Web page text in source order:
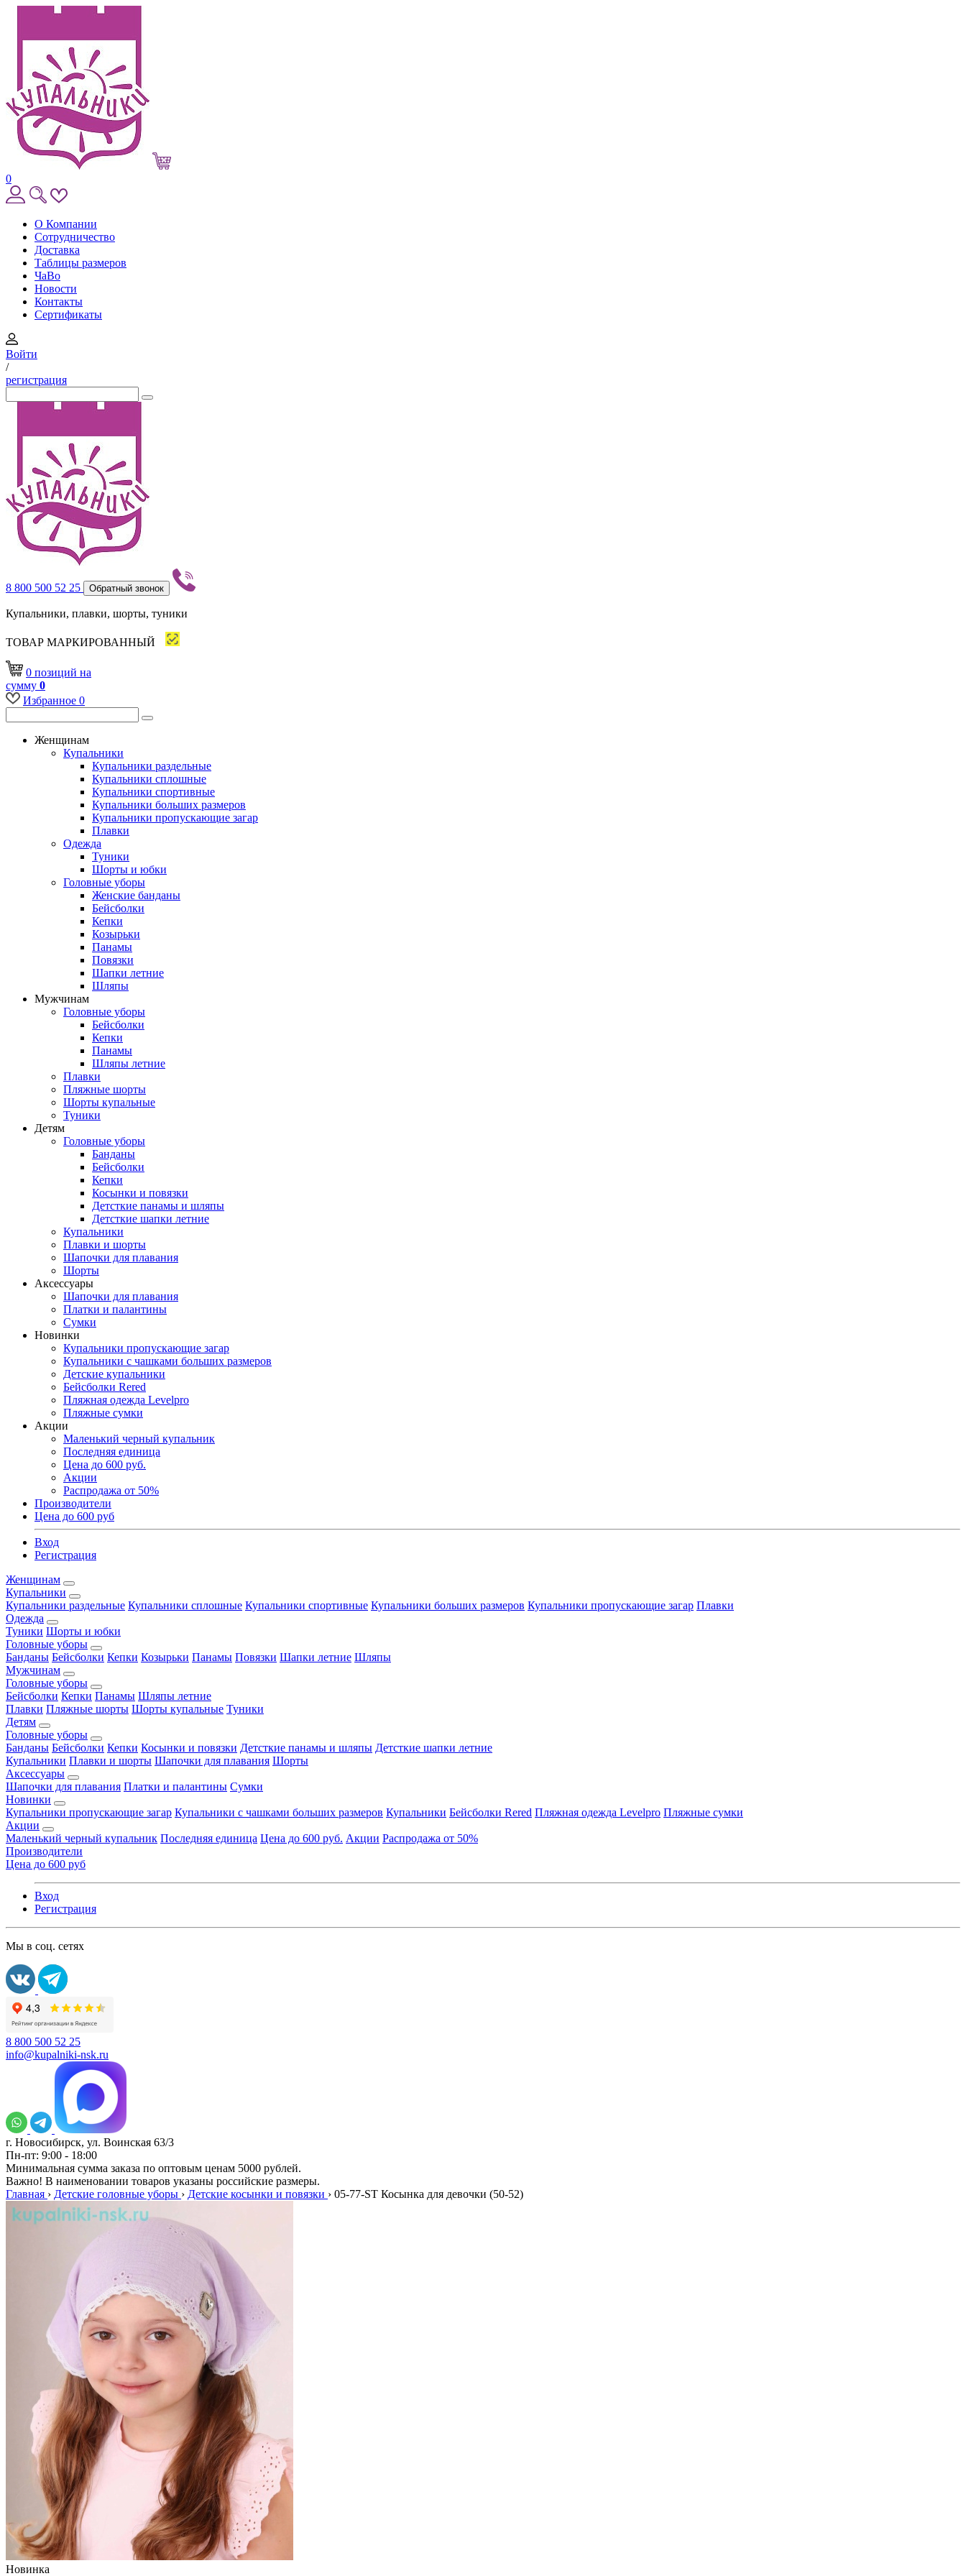
0
О Компании
Сотрудничество
Доставка
Таблицы размеров
ЧаВо
Новости
Контакты
Сертификаты
Войти
/
регистрация
8 800 500 52 25 Обратный звонок
Купальники, плавки, шорты, туники
ТОВАР МАРКИРОВАННЫЙ
0 позиций на
сумму 0
Избранное 0
Женщинам
Купальники
Купальники раздельные
Купальники сплошные
Купальники спортивные
Купальники больших размеров
Купальники пропускающие загар
Плавки
Одежда
Туники
Шорты и юбки
Головные уборы
Женские банданы
Бейсболки
Кепки
Козырьки
Панамы
Повязки
Шапки летние
Шляпы
Мужчинам
Головные уборы
Бейсболки
Кепки
Панамы
Шляпы летние
Плавки
Пляжные шорты
Шорты купальные
Туники
Детям
Головные уборы
Банданы
Бейсболки
Кепки
Косынки и повязки
Детсткие панамы и шляпы
Детсткие шапки летние
Купальники
Плавки и шорты
Шапочки для плавания
Шорты
Аксессуары
Шапочки для плавания
Платки и палантины
Сумки
Новинки
Купальники пропускающие загар
Купальники с чашками больших размеров
Детские купальники
Бейсболки Rered
Пляжная одежда Levelpro
Пляжные сумки
Акции
Маленький черный купальник
Последняя единица
Цена до 600 руб.
Акции
Распродажа от 50%
Производители
Цена до 600 руб
Вход
Регистрация
Женщинам
Купальники
Купальники раздельные Купальники сплошные Купальники спортивные Купальники больших размеров Купальники пропускающие загар Плавки
Одежда
Туники Шорты и юбки
Головные уборы
Банданы Бейсболки Кепки Козырьки Панамы Повязки Шапки летние Шляпы
Мужчинам
Головные уборы
Бейсболки Кепки Панамы Шляпы летние
Плавки Пляжные шорты Шорты купальные Туники
Детям
Головные уборы
Банданы Бейсболки Кепки Косынки и повязки Детсткие панамы и шляпы Детсткие шапки летние
Купальники Плавки и шорты Шапочки для плавания Шорты
Аксессуары
Шапочки для плавания Платки и палантины Сумки
Новинки
Купальники пропускающие загар Купальники с чашками больших размеров Купальники Бейсболки Rered Пляжная одежда Levelpro Пляжные сумки
Акции
Маленький черный купальник Последняя единица Цена до 600 руб. Акции Распродажа от 50%
Производители
Цена до 600 руб
Вход
Регистрация
Мы в соц. сетях
8 800 500 52 25
info@kupalniki-nsk.ru
г. Новосибирск, ул. Воинская 63/3
Пн-пт: 9:00 - 18:00
Минимальная сумма заказа по оптовым ценам 5000 рублей.
Важно! В наименовании товаров указаны российские размеры.
Главная › Детские головные уборы › Детские косынки и повязки › 05-77-ST Косынка для девочки (50-52)
Новинка